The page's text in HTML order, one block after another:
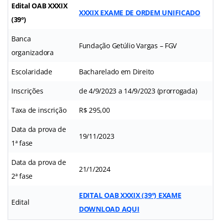
Edital OAB XXXIX
(39º)
XXXIX EXAME DE ORDEM UNIFICADO
Banca
organizadora
Fundação Getúlio Vargas – FGV
Escolaridade Bacharelado em Direito
Inscrições de 4/9/2023 a 14/9/2023 (prorrogada)
Taxa de inscrição R$ 295,00
Data da prova de
1ª fase
19/11/2023
Data da prova de
2ª fase
21/1/2024
Edital
EDITAL OAB XXXIX (39º) EXAME
DOWNLOAD AQUI